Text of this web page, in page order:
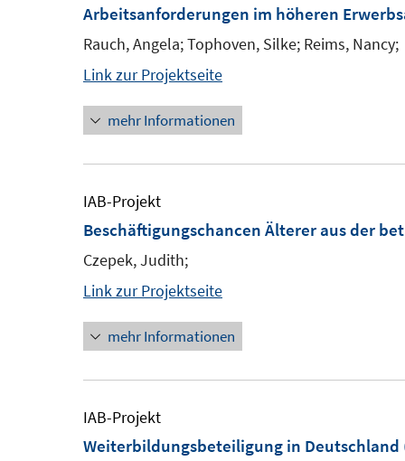
Arbeitsanforderungen im höheren
Rauch, Angela; Tophoven, Silke; Reims, Nancy;
Link zur Projektseite
mehr Informationen
IAB-Projekt
Beschäftigungschancen Älterer aus der
Czepek, Judith;
Link zur Projektseite
mehr Informationen
IAB-Projekt
Weiterbildungsbeteiligung in Deutschland